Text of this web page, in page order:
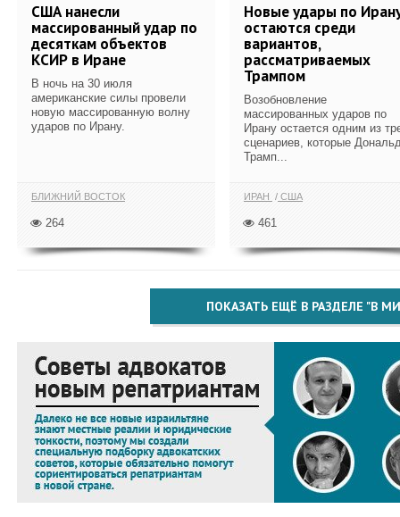
США нанесли
массированный удар по
десяткам объектов
КСИР в Иране
В ночь на 30 июля
американские силы провели
новую массированную волну
ударов по Ирану.
БЛИЖНИЙ ВОСТОК
264
Новые удары по
остаются среди
вариантов,
рассматриваемых
Трампом
Возобновление
массированных ударов по
Ирану остается одним из
сценариев, которые
Трамп...
ИРАН США
461
ПОКАЗАТЬ ЕЩЁ В РАЗДЕЛЕ "В